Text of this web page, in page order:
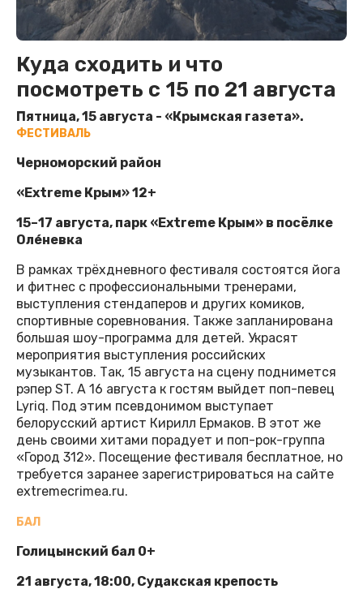
Куда сходить и что
посмотреть с 15 по 21 августа
Пятница, 15 августа - «Крымская газета».
ФЕСТИВАЛЬ
Черноморский район
«Extreme Крым» 12+
15–17 августа, парк «Extreme Крым» в посёлке
Оле́невка
В рамках трёхдневного фестиваля состоятся йога
и фитнес с профессиональными тренерами,
выступления стендаперов и других комиков,
спортивные соревнования. Также запланирована
большая шоу-программа для детей. Украсят
мероприятия выступления российских
музыкантов. Так, 15 августа на сцену поднимется
рэпер ST. А 16 августа к гостям выйдет поп-певец
Lyriq. Под этим псевдонимом выступает
белорусский артист Кирилл Ермаков. В этот же
день своими хитами порадует и поп-рок-группа
«Город 312». Посещение фестиваля бесплатное, но
требуется заранее зарегистрироваться на сайте
extremecrimea.ru.
БАЛ
Голицынский бал 0+
21 августа, 18:00, Судакская крепость